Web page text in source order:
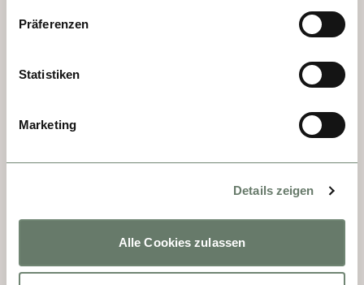
Präferenzen
Statistiken
Marketing
Details zeigen
Alle Cookies zulassen
Klosterviertel, wunderschön, und die Veste
Oberhaus, seit dem Mittelalter eine Festung.